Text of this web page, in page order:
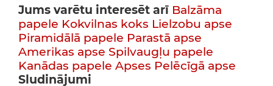
Jums varētu interesēt arī Balzāma
papele Kokvilnas koks Lielzobu apse
Piramidālā papele Parastā apse
Amerikas apse Spilvaugļu papele
Kanādas papele Apses Pelēcīgā apse
Sludinājumi